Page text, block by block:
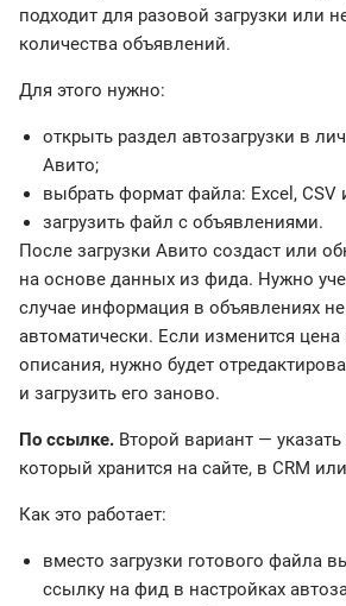
подходит для разовой загрузки или
количества объявлений.
Для этого нужно:
открыть раздел автозагрузки в
Авито;
выбрать формат файла: Excel, CSV
загрузить файл с объявлениями.
После загрузки Авито создаст или
на основе данных из фида. Нужно
случае информация в объявлениях
автоматически. Если изменится цена
описания, нужно будет
и загрузить его заново.
По ссылке. Второй вариант —
который хранится на сайте, в CRM
Как это работает:
вместо загрузки готового файла
ссылку на фид в настройках